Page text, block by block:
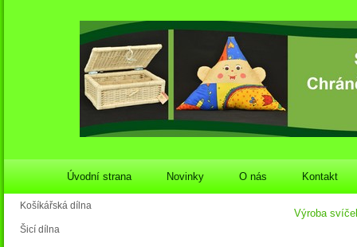
Úvodní strana Novinky O nás Kontakt
Košíkářská dílna
Šicí dílna
Výroba